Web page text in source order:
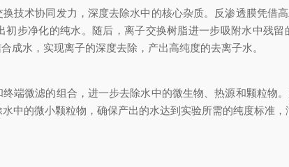
术协同发力，深度去除水中的核心杂质。反渗透膜凭借
步净化的纯水。随后，离子交换树脂进一步吸附水中残
成水，实现离子的深度去除，产出高纯度的去离子水。
微滤的组合，进一步去除水中的微生物、热源和颗粒物
中的微小颗粒物，确保产出的水达到实验所需的纯度标准，